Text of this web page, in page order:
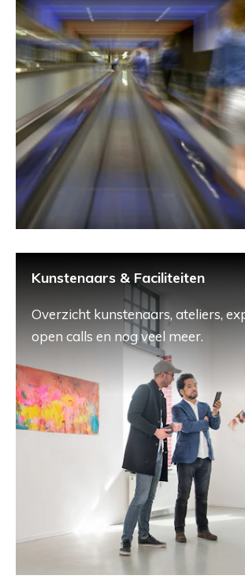
Kunstenaars & Faciliteiten
Overzicht kunstenaars, ateliers,
open calls en nog veel meer.